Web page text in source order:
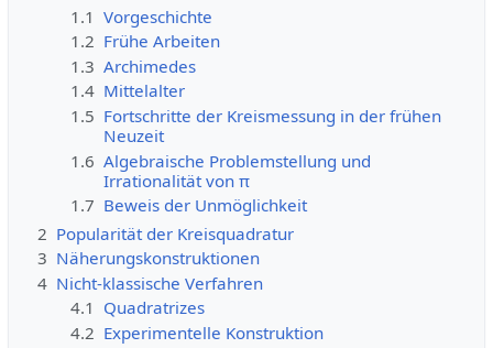
1.1 Vorgeschichte
1.2 Frühe Arbeiten
1.3 Archimedes
1.4 Mittelalter
1.5 Fortschritte der Kreismessung in der frühen
Neuzeit
1.6 Algebraische Problemstellung und
Irrationalität von π
1.7 Beweis der Unmöglichkeit
2 Popularität der Kreisquadratur
3 Näherungskonstruktionen
4 Nicht-klassische Verfahren
4.1 Quadratrizes
4.2 Experimentelle Konstruktion